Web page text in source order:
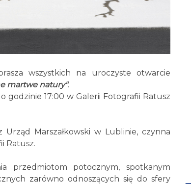
wszystkich na uroczyste otwarcie
martwe natury".
godzinie 17:00 w Galerii Fotografii Ratusz
Urząd Marszałkowski w Lublinie, czynna
Ratusz.
potocznym, spotkanym
zarówno odnoszących się do sfery